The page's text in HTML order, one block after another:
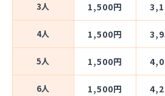
3人 1,500円
4人 1,500円
5人 1,500円
6人 1,500円